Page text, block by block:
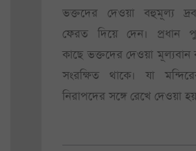
ভক্তদের দেওয়া বহুমূল্য
ফেরত দিয়ে দেন। প্রধান
কাছে ভক্তদের দেওয়া মূল্যবান
সংরক্ষিত থাকে। যা
নিরাপদের সঙ্গে রেখে দেওয়া